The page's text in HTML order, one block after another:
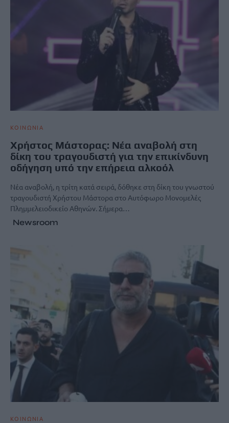
ΚΟΙΝΩΝΙΑ
Χρήστος Μάστορας: Νέα αναβολή στη
δίκη του τραγουδιστή για την επικίνδυνη
οδήγηση υπό την επήρεια αλκοόλ
Νέα αναβολή, η τρίτη κατά σειρά, δόθηκε στη δίκη του γνωστού
τραγουδιστή Χρήστου Μάστορα στο Αυτόφωρο Μονομελές
Πλημμελειοδικείο Αθηνών. Σήμερα…
Newsroom
ΚΟΙΝΩΝΙΑ